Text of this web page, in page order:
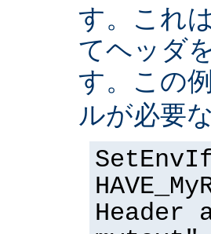
す。これ
てヘッダ
す。この
ルが必要
Header